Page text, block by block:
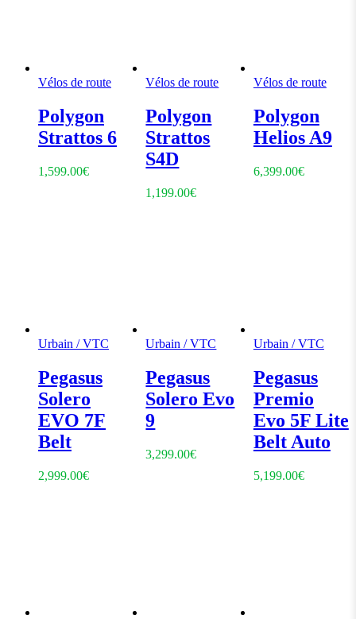
Vélos de route
Polygon
Strattos 6
1,599.00€
Vélos de route
Polygon
Strattos
S4D
1,199.00€
Vélos de route
Polygon
Helios A9
6,399.00€
Urbain / VTC
Pegasus
Solero
EVO 7F
Belt
2,999.00€
Urbain / VTC
Pegasus
Solero Evo
9
3,299.00€
Urbain / VTC
Pegasus
Premio
Evo 5F Lite
Belt Auto
5,199.00€